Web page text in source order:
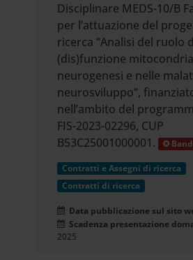
Disciplinare MEDS-10/B
per l’attuazione del
ricerca “Analisi del ruolo
(dis)funzione
neurogenesi e nelle
neurosviluppo”,
nell’ambito del
FIS-2023-02296, CUP
B53C25001000001.
Contratti e Assegni di ricerca
Contratti di ricerca
Data pubblicazione sul sito
Scadenza presentazione
2025